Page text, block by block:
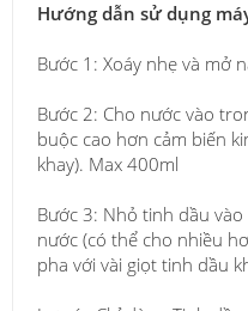
Hướng dẫn sử dụng
Bước 1: Xoáy nhẹ và mở
Bước 2: Cho nước vào
buộc cao hơn cảm biến
khay). Max 400ml
Bước 3: Nhỏ tinh dầu
nước (có thể cho nhiều
pha với vài giọt tinh dầu